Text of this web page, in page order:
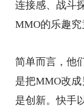
连接感、战斗
MMO的乐趣究
简单而言，他
是把MMO改
是创新。快手